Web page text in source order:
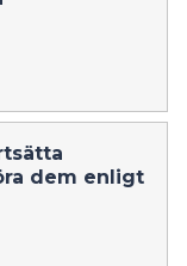
utlämnande,
måste
en klar
personer.
i
FPA anser
tryggheten
för
dem enligt